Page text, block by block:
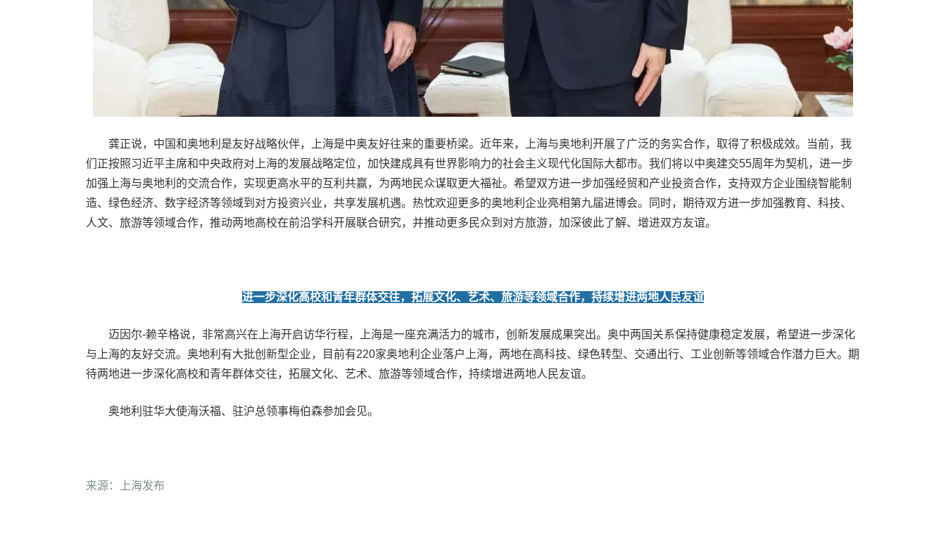
龚正说，中国和奥地利是友好战略伙伴，上海是中奥友好往来的重要桥梁。近年来，上海与奥地利开展了广泛的务实合作，取得了积极成效。当前，我
们正按照习近平主席和中央政府对上海的发展战略定位，加快建成具有世界影响力的社会主义现代化国际大都市。我们将以中奥建交55周年为契机，进一步
加强上海与奥地利的交流合作，实现更高水平的互利共赢，为两地民众谋取更大福祉。希望双方进一步加强经贸和产业投资合作，支持双方企业围绕智能制
造、绿色经济、数字经济等领域到对方投资兴业，共享发展机遇。热忱欢迎更多的奥地利企业亮相第九届进博会。同时，期待双方进一步加强教育、科技、
人文、旅游等领域合作，推动两地高校在前沿学科开展联合研究，并推动更多民众到对方旅游，加深彼此了解、增进双方友谊。
进一步深化高校和青年群体交往，拓展文化、艺术、旅游等领域合作，持续增进两地人民友谊
迈因尔-赖辛格说，非常高兴在上海开启访华行程，上海是一座充满活力的城市，创新发展成果突出。奥中两国关系保持健康稳定发展，希望进一步深化
与上海的友好交流。奥地利有大批创新型企业，目前有220家奥地利企业落户上海，两地在高科技、绿色转型、交通出行、工业创新等领域合作潜力巨大。期
待两地进一步深化高校和青年群体交往，拓展文化、艺术、旅游等领域合作，持续增进两地人民友谊。
奥地利驻华大使海沃福、驻沪总领事梅伯森参加会见。
来源：上海发布